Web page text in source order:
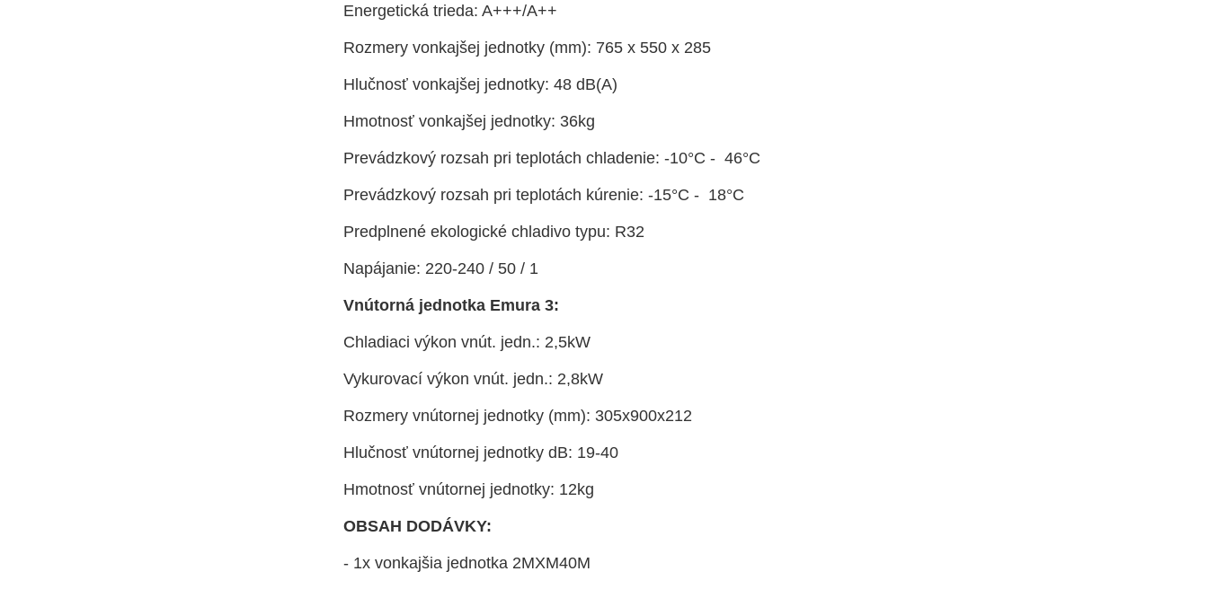
Energetická trieda: A+++/A++
Rozmery vonkajšej jednotky (mm): 765 x 550 x 285
Hlučnosť vonkajšej jednotky: 48 dB(A)
Hmotnosť vonkajšej jednotky: 36kg
Prevádzkový rozsah pri teplotách chladenie: -10°C - 46°C
Prevádzkový rozsah pri teplotách kúrenie: -15°C - 18°C
Predplnené ekologické chladivo typu: R32
Napájanie: 220-240 / 50 / 1
Vnútorná jednotka Emura 3:
Chladiaci výkon vnút. jedn.: 2,5kW
Vykurovací výkon vnút. jedn.: 2,8kW
Rozmery vnútornej jednotky (mm): 305x900x212
Hlučnosť vnútornej jednotky dB: 19-40
Hmotnosť vnútornej jednotky: 12kg
OBSAH DODÁVKY:
- 1x vonkajšia jednotka 2MXM40M